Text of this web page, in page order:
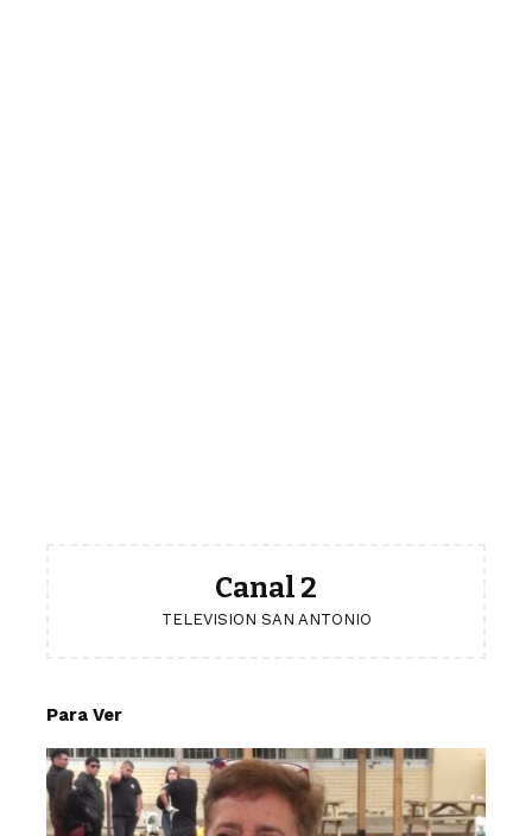
Canal 2
TELEVISION SAN ANTONIO
Para Ver